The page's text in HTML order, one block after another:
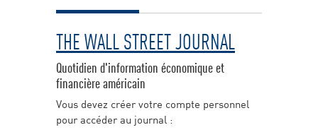
THE WALL STREET JOURNAL
Quotidien d'information économique et
financière américain
Vous devez créer votre compte personnel
pour accéder au journal :